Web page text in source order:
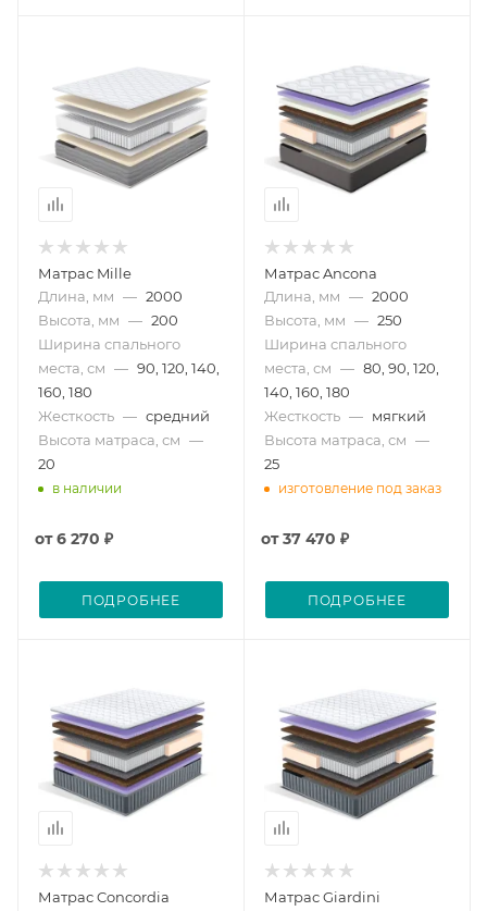
Матрас Mille
Длина, мм — 2000
Высота, мм — 200
Ширина спального
места, см — 90, 120, 140,
160, 180
Жесткость — средний
Высота матраса, см —
20
в наличии
от6 270 ₽
ПОДРОБНЕЕ
Матрас Ancona
Длина, мм — 2000
Высота, мм — 250
Ширина спального
места, см — 80, 90, 120,
140, 160, 180
Жесткость — мягкий
Высота матраса, см —
25
изготовление под заказ
от37 470 ₽
ПОДРОБНЕЕ
Матрас Concordia
Матрас Giardini